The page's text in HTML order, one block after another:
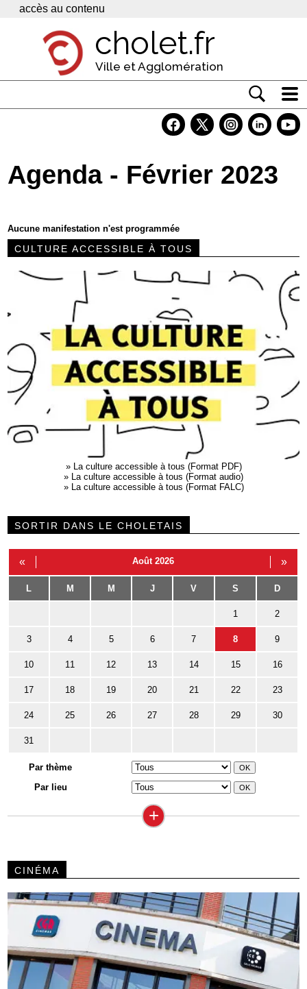
Panneau de gestion des cookies
accès au contenu
cholet.fr
Ville et Agglomération
Economie
Contacts
Agenda - Février 2023
Aucune manifestation n'est programmée
CULTURE ACCESSIBLE À TOUS
»
La culture accessible à tous (Format PDF)
»
La culture accessible à tous (Format audio)
»
La culture accessible à tous (Format FALC)
SORTIR DANS LE CHOLETAIS
« Août 2026 »
L M M J V S D
1 2
3 4 5 6 7 8 9
10 11 12 13 14 15 16
17 18 19 20 21 22 23
24 25 26 27 28 29 30
31
Par thème
Par lieu
+
CINÉMA